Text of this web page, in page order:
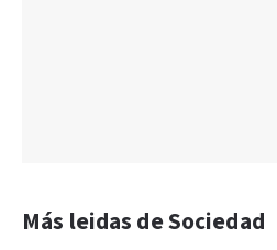
Más leidas de Sociedad